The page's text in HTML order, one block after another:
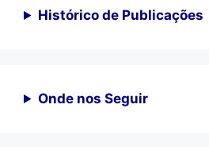
Histórico de Publicações
Onde nos Seguir